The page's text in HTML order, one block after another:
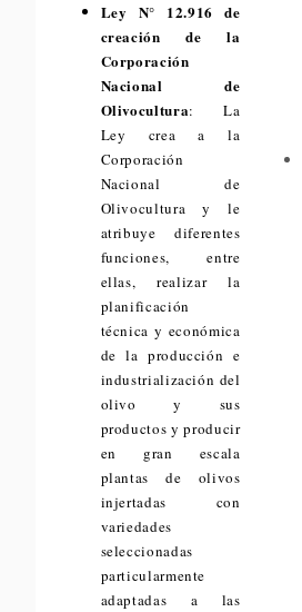
Ley N° 12.916 de
creación de la
Corporación
Nacional de
Olivocultura: La
Ley crea a la
Corporación
Nacional de
Olivocultura y le
atribuye diferentes
funciones, entre
ellas, realizar la
planificación
técnica y económica
de la producción e
industrialización del
olivo y sus
productos y producir
en gran escala
plantas de olivos
injertadas con
variedades
seleccionadas
particularmente
adaptadas a las